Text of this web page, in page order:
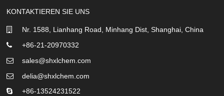
KONTAKTIEREN SIE UNS
Nr. 1588, Lianhang Road, Minhang Dist, Shanghai, China
+86-21-20970332
sales@shxlchem.com
delia@shxlchem.com
+86-13524231522